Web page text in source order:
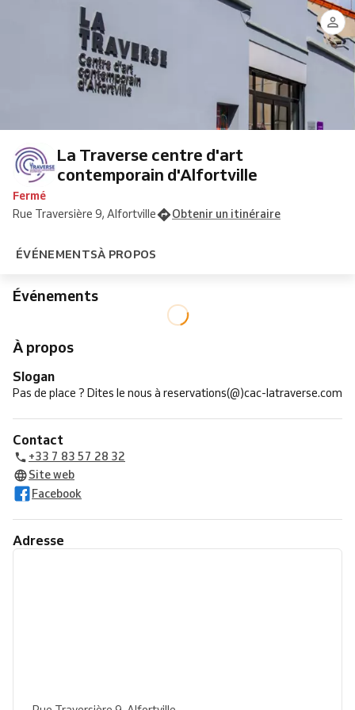
La Traverse centre d'art
contemporain d'Alfortville
Fermé
Rue Traversière 9, Alfortville
Obtenir un itinéraire
ÉVÉNEMENTSÀ PROPOS
Événements
À propos
Slogan
Pas de place ? Dites le nous à reservations(@)cac-latraverse.com
Contact
+33 7 83 57 28 32
Site web
Facebook
Adresse